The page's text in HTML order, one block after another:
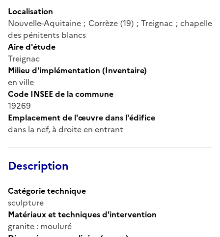
Localisation
Nouvelle-Aquitaine ; Corrèze (19) ; Treignac ; chapelle
des pénitents blancs
Aire d'étude
Treignac
Milieu d'implémentation (Inventaire)
en ville
Code INSEE de la commune
19269
Emplacement de l'œuvre dans l'édifice
dans la nef, à droite en entrant
Description
Catégorie technique
sculpture
Matériaux et techniques d'intervention
granite : mouluré